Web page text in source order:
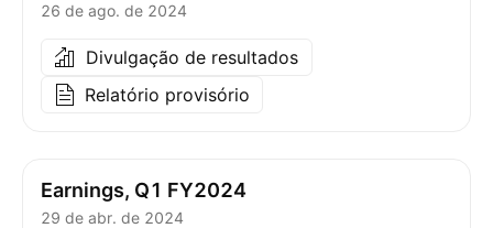
26 de ago. de 2024
Divulgação de resultados
Relatório provisório
Earnings, Q1 FY2024
29 de abr. de 2024